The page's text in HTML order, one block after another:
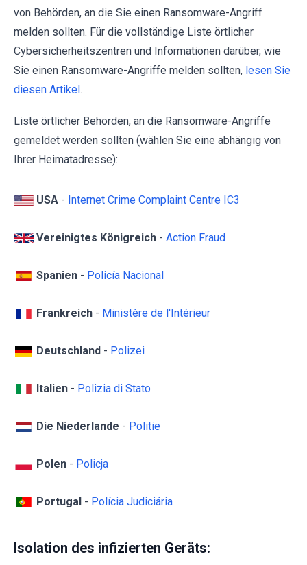
von Behörden, an die Sie einen Ransomware-Angriff
melden sollten. Für die vollständige Liste örtlicher
Cybersicherheitszentren und Informationen darüber, wie
Sie einen Ransomware-Angriffe melden sollten, lesen Sie
diesen Artikel.
Liste örtlicher Behörden, an die Ransomware-Angriffe
gemeldet werden sollten (wählen Sie eine abhängig von
Ihrer Heimatadresse):
USA - Internet Crime Complaint Centre IC3
Vereinigtes Königreich - Action Fraud
Spanien - Policía Nacional
Frankreich - Ministère de l'Intérieur
Deutschland - Polizei
Italien - Polizia di Stato
Die Niederlande - Politie
Polen - Policja
Portugal - Polícia Judiciária
Isolation des infizierten Geräts: